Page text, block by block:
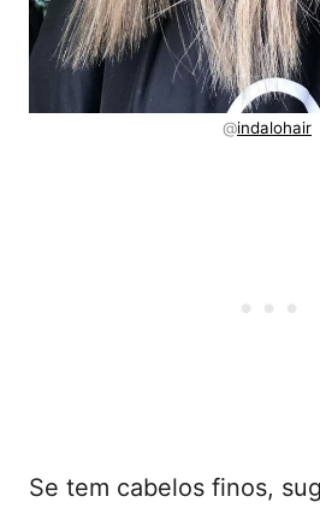
@indalohair
Se tem cabelos finos,